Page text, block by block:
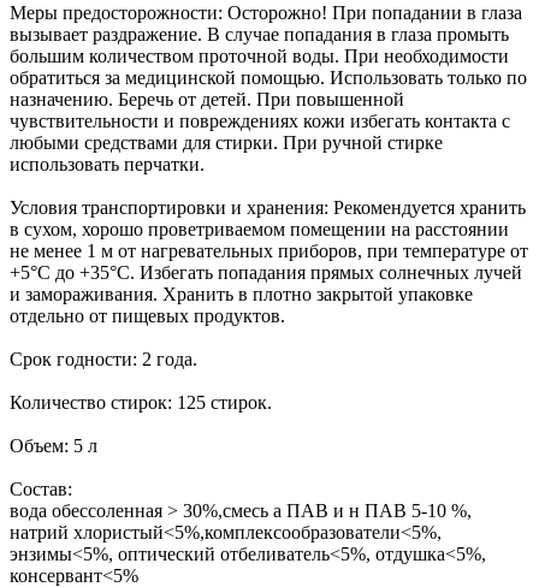
Меры предосторожности: Осторожно! При попадании в глаза
вызывает раздражение. В случае попадания в глаза промыть
большим количеством проточной воды. При необходимости
обратиться за медицинской помощью. Использовать только по
назначению. Беречь от детей. При повышенной
чувствительности и повреждениях кожи избегать контакта с
любыми средствами для стирки. При ручной стирке
использовать перчатки.
Условия транспортировки и хранения: Рекомендуется хранить
в сухом, хорошо проветриваемом помещении на расстоянии
не менее 1 м от нагревательных приборов, при температуре от
+5°С до +35°С. Избегать попадания прямых солнечных лучей
и замораживания. Хранить в плотно закрытой упаковке
отдельно от пищевых продуктов.
Срок годности: 2 года.
Количество стирок: 125 стирок.
Объем: 5 л
Состав:
вода обессоленная > 30%,смесь а ПАВ и н ПАВ 5-10 %,
натрий хлористый<5%,комплексообразователи<5%,
энзимы<5%, оптический отбеливатель<5%, отдушка<5%,
консервант<5%